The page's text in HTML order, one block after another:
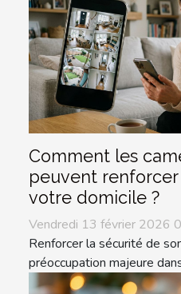
Comment les
peuvent
votre domicile ?
Vendredi 13 février 2026
Renforcer la sécurité de
préoccupation majeure